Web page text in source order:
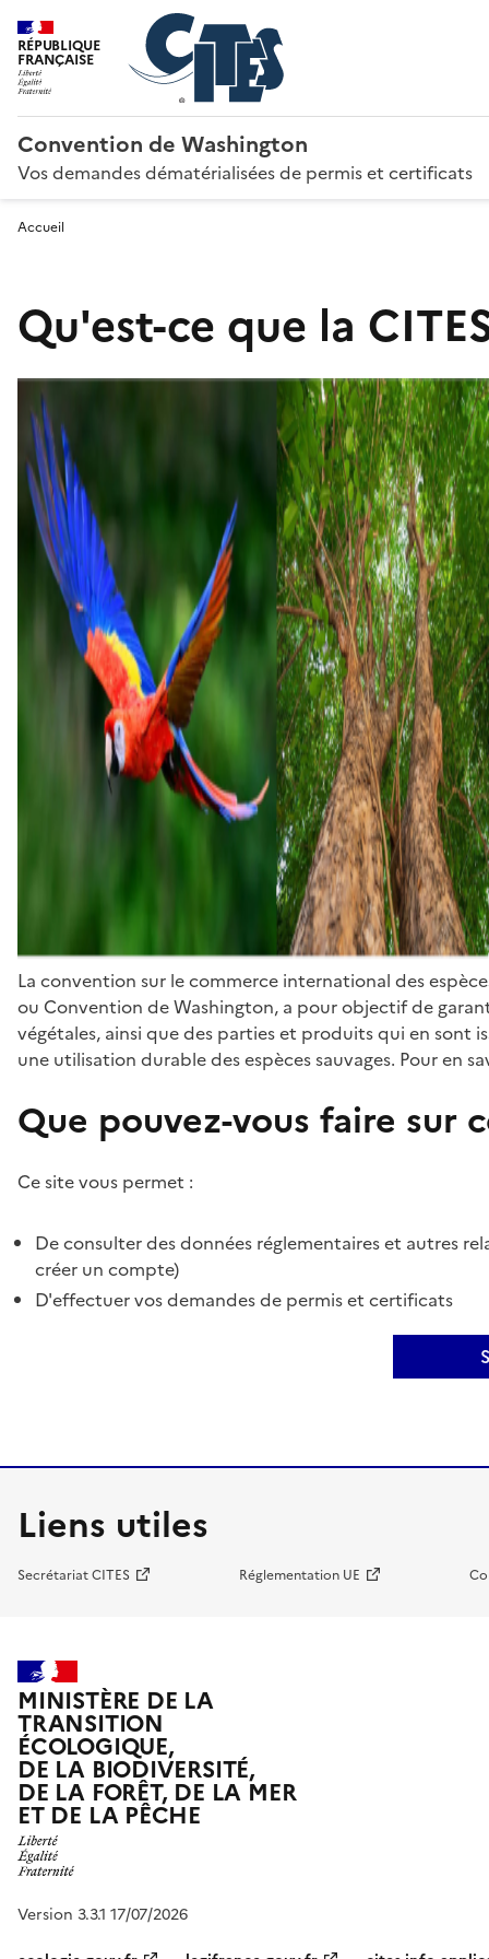
RÉPUBLIQUE
FRANÇAISE
Convention de Washington
Vos demandes dématérialisées de permis et certificats
Accueil
Qu'est-ce que la
La convention sur le commerce international des
ou Convention de Washington, a pour objectif de
végétales, ainsi que des parties et produits qui en sont
une utilisation durable des espèces sauvages. Pour en
Que pouvez-vous faire sur
Ce site vous permet :
De consulter des données réglementaires et autres
créer un compte)
D'effectuer vos demandes de permis et certificats
Liens utiles
Secrétariat CITES Réglementation UE
MINISTÈRE DE LA
TRANSITION
ÉCOLOGIQUE,
DE LA BIODIVERSITÉ,
DE LA FORÊT, DE LA MER
ET DE LA PÊCHE
Version 3.3.1 17/07/2026